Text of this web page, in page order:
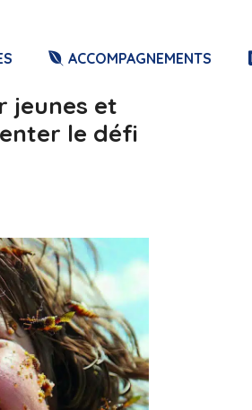
ACCOMPAGNEMENTS
jeunes et
le défi